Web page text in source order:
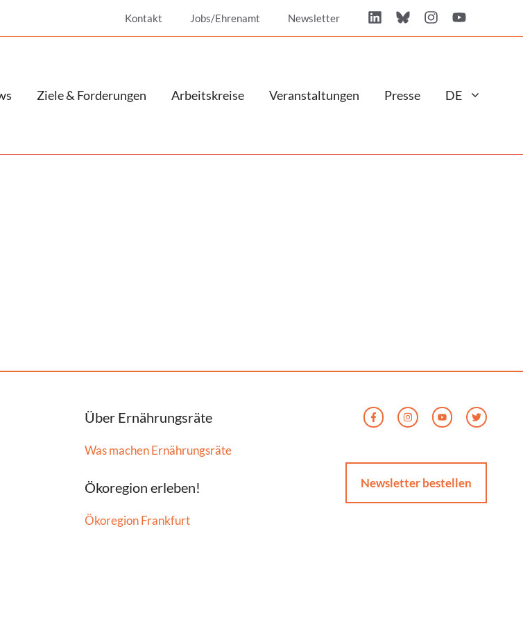
Kontakt Jobs/Ehrenamt Newsletter
Ziele & Forderungen Arbeitskreise Veranstaltungen Presse DE
Über Ernährungsräte
Was machen Ernährungsräte
Ökoregion erleben!
Ökoregion Frankfurt
Newsletter bestellen